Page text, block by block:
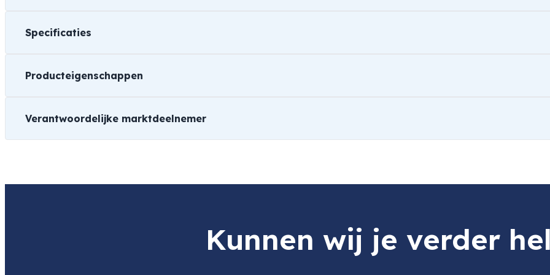
Specificaties
Afmetingen 18 × 9 × 12 cm
Producteigenschappen
Verantwoordelijke marktdeelnemer
Product
SmallRig 6026 Advanced Cage Kit For Sony Alpha 7 V / 7R V...
Kunnen wij je verder